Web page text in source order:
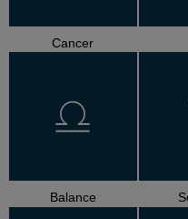
Cancer
Balance